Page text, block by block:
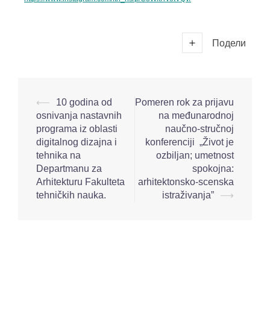
Подели
⟵
10 godina od
osnivanja nastavnih
programa iz oblasti
digitalnog dizajna i
tehnika na
Departmanu za
Arhitekturu Fakulteta
tehničkih nauka.
Pomeren rok za prijavu
na međunarodnoj
naučno-stručnoj
konferenciji „Život je
ozbiljan; umetnost
spokojna:
arhitektonsko-scenska
istraživanja”
⟶